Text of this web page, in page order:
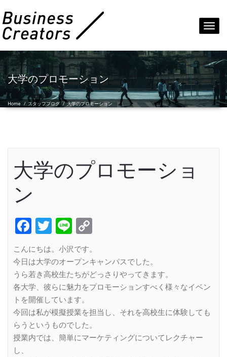
大学のプロモーション
Home / スタッフブログ /大学のプロモーション
大学のプロモーショ
ン
Facebook
Twitter
Line
こんにちは。小沢です。
今日は大学のオープンキャンパスでした。
うら若き高校生たちがどっさりやってきます。
各大学、彼らに魅力をプロモーションすべく様々なイベン
トを開催しています。
今回は私が模擬授業を担当し、それを高校生に体験しても
らうというものでした。
授業内では、簡単にマーケティングについてレクチャー
し、